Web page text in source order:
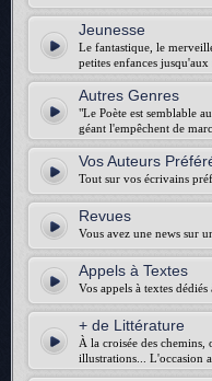
Jeunesse
Le fantastique, le
petites enfances jusqu'aux
Autres Genres
"Le Poète est semblable
géant l'empêchent de
Vos Auteurs
Tout sur vos écrivains
Revues
Vous avez une news sur
Appels à Textes
Vos appels à textes
+ de Littérature
À la croisée des
illustrations... L'occasion